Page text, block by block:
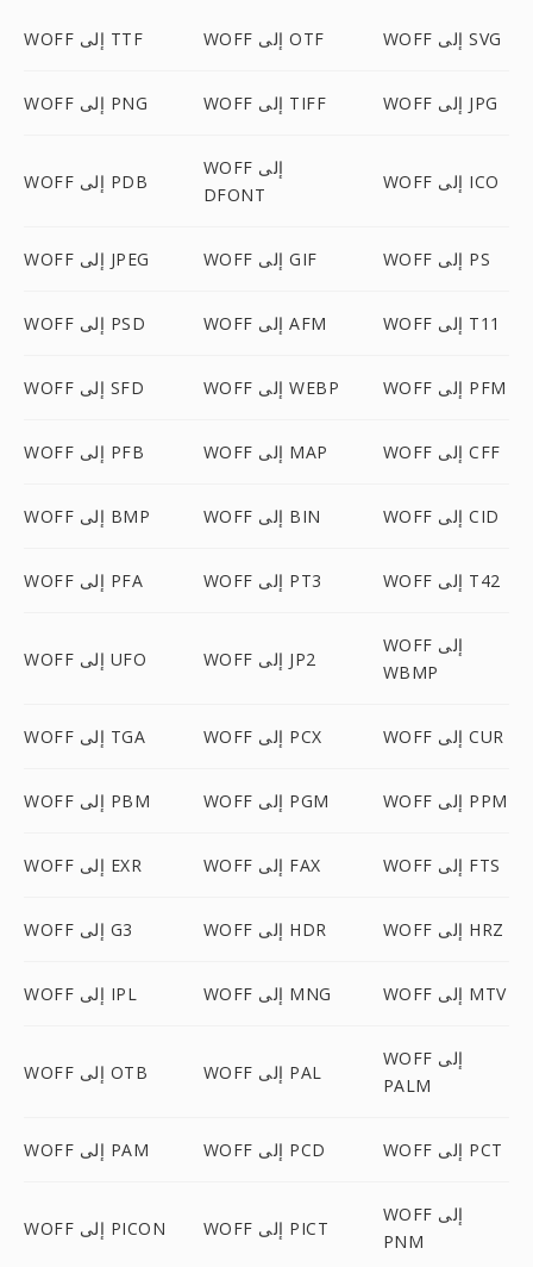
WOFF إلى TTF WOFF إلى OTF WOFF إلى SVG
WOFF إلى PNG WOFF إلى TIFF WOFF إلى JPG
WOFF إلى PDB
WOFF إلى
DFONT
WOFF إلى ICO
WOFF إلى JPEG WOFF إلى GIF WOFF إلى PS
WOFF إلى PSD WOFF إلى AFM WOFF إلى T11
WOFF إلى SFD WOFF إلى WEBP WOFF إلى PFM
WOFF إلى PFB WOFF إلى MAP WOFF إلى CFF
WOFF إلى BMP WOFF إلى BIN WOFF إلى CID
WOFF إلى PFA WOFF إلى PT3 WOFF إلى T42
WOFF إلى UFO WOFF إلى JP2
WOFF إلى
WBMP
WOFF إلى TGA WOFF إلى PCX WOFF إلى CUR
WOFF إلى PBM WOFF إلى PGM WOFF إلى PPM
WOFF إلى EXR WOFF إلى FAX WOFF إلى FTS
WOFF إلى G3 WOFF إلى HDR WOFF إلى HRZ
WOFF إلى IPL WOFF إلى MNG WOFF إلى MTV
WOFF إلى OTB WOFF إلى PAL
WOFF إلى
PALM
WOFF إلى PAM WOFF إلى PCD WOFF إلى PCT
WOFF إلى PICON WOFF إلى PICT
WOFF إلى
PNM